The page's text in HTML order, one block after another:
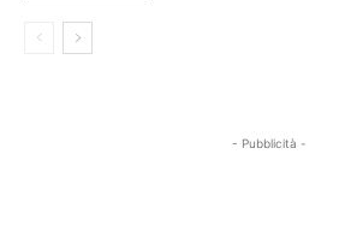
- Pubblicità -